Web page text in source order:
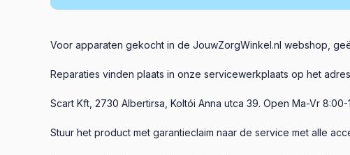
Voor apparaten gekocht in de JouwZorgWinkel.nl webshop,
Reparaties vinden plaats in onze servicewerkplaats op het
Scart Kft, 2730 Albertirsa, Koltói Anna utca 39. Open Ma-Vr
Stuur het product met garantieclaim naar de service met alle